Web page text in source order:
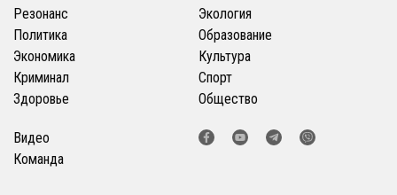
Резонанс
Политика
Экономика
Криминал
Здоровье
Экология
Образование
Культура
Спорт
Общество
Видео
Команда